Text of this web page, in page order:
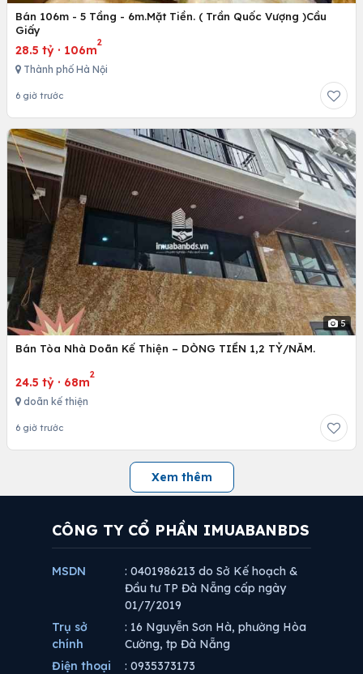
Bán 106m - 5 Tầng - 6m.Mặt Tiền. ( Trần Quốc Vượng )Cầu
Giấy
28.5 tỷ · 106m
2
Thành phố Hà Nội
6 giờ trước
5
Bán Tòa Nhà Doãn Kế Thiện – DÒNG TIỀN 1,2 TỶ/NĂM.
24.5 tỷ · 68m
2
doãn kế thiện
6 giờ trước
Xem thêm
CÔNG TY CỔ PHẦN IMUABANBDS
MSDN
: 0401986213 do Sở Kế hoạch &
Đầu tư TP Đà Nẵng cấp ngày
01/7/2019
Trụ sở
chính
: 16 Nguyễn Sơn Hà, phường Hòa
Cường, tp Đà Nẵng
Điện thoại
: 0935373173